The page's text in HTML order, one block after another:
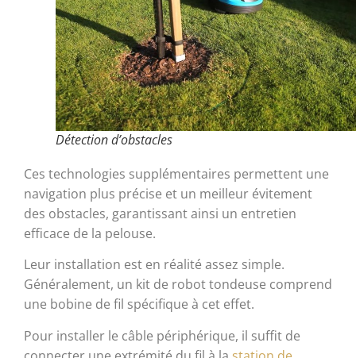
Détection d’obstacles
Ces technologies supplémentaires permettent une
navigation plus précise et un meilleur évitement
des obstacles, garantissant ainsi un entretien
efficace de la pelouse.
Leur installation est en réalité assez simple.
Généralement, un kit de robot tondeuse comprend
une bobine de fil spécifique à cet effet.
Pour installer le câble périphérique, il suffit de